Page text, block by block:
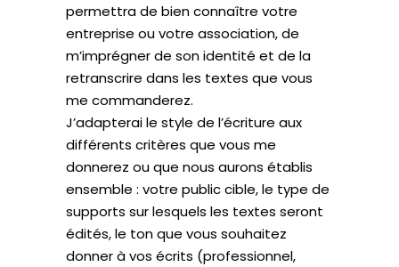
permettra de bien connaître votre
entreprise ou votre association, de
m’imprégner de son identité et de la
retranscrire dans les textes que vous
me commanderez.
J’adapterai le style de l’écriture aux
différents critères que vous me
donnerez ou que nous aurons établis
ensemble : votre public cible, le type de
supports sur lesquels les textes seront
édités, le ton que vous souhaitez
donner à vos écrits (professionnel,